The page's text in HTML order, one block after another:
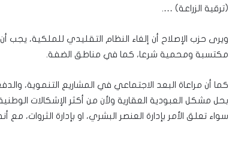
(ترقية الزراعة) ….
ويرى حزب الإصلاح أن إلغاء النظام التقليدي للملكية، يجب
مكتسبة ومحمية شرعا، كما في مناطق الضفة.
كما أن مراعاة البعد الاجتماعي في المشاريع التنموية،
بحل مشكل العبودية العقارية ولأن من أكثر الإشكالات الوطنية
سواء تعلق الأمر بإدارة العنصر البشري، او بإدارة الثروات، مع